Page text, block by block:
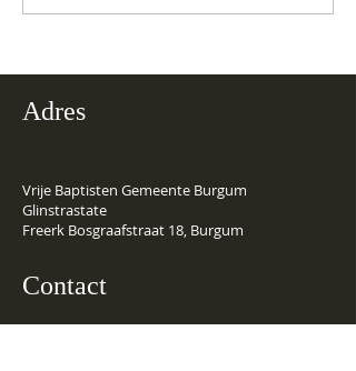
Adres
Vrije Baptisten Gemeente Burgum
Glinstrastate
Freerk Bosgraafstraat 18, Burgum
Contact